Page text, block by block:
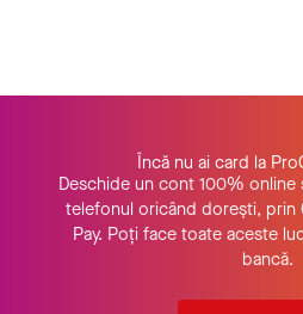
Încă nu ai card la
Deschide un cont100% online
telefonul oricând dorești, prin
Pay. Poți face toate aceste
bancă.